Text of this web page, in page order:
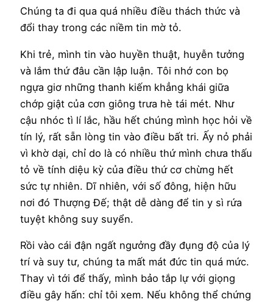
Chúng ta đi qua quá nhiều điều thách thức và
đổi thay trong các niềm tin mờ tỏ.
Khi trẻ, mình tin vào huyền thuật, huyễn tưởng
và lắm thứ đâu cần lập luận. Tôi nhớ con bọ
ngựa giơ những thanh kiếm khẳng khái giữa
chớp giật của cơn giông trưa hè tái mét. Như
cậu nhóc tì lí lắc, hầu hết chúng mình học hỏi về
tín lý, rất sẵn lòng tin vào điều bất tri. Ấy nỏ phải
vì khờ dại, chỉ do là có nhiều thứ mình chưa thấu
tỏ về tính diệu kỳ của điều thứ cơ chừng hết
sức tự nhiên. Dĩ nhiên, với số đông, hiện hữu
nơi đó Thượng Đế; thật dễ dàng để tin y sì rứa
tuyệt không suy suyển.
Rồi vào cái đận ngất ngưởng đầy đụng độ của lý
trí và suy tư, chúng ta mất mát đức tin quá mức.
Thay vì tới để thấy, mình bảo tắp lự với giọng
điều gây hấn: chỉ tôi xem. Nếu không thể chứng